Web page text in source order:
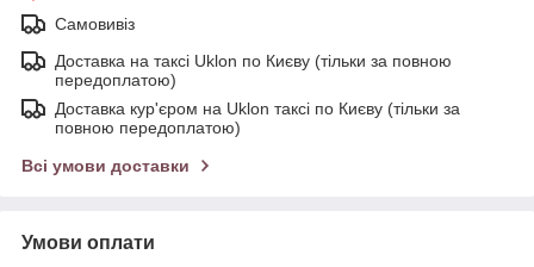
Самовивіз
Доставка на таксі Uklon по Києву (тільки за повною
передоплатою)
Доставка кур'єром на Uklon таксі по Києву (тільки за
повною передоплатою)
Всі умови доставки
Умови оплати